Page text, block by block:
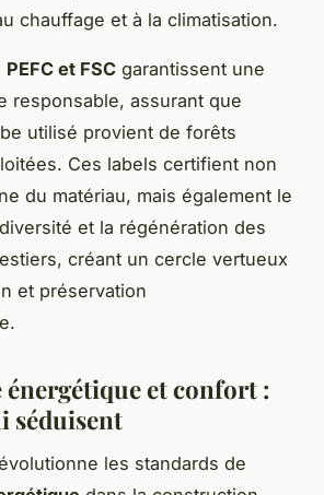
chauffage et à la climatisation.
PEFC et FSC garantissent une
responsable, assurant que
utilisé provient de forêts
Ces labels certifient non
du matériau, mais également le
et la régénération des
créant un cercle vertueux
et préservation
et confort :
séduisent
les standards de